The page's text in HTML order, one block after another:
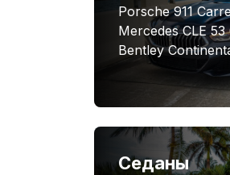
дизайном.
Воплощение
острые и
светодиодная
отделка
утонченные
Аренда
Porsche 911
Mercedes CLE
Bentley
Седаны